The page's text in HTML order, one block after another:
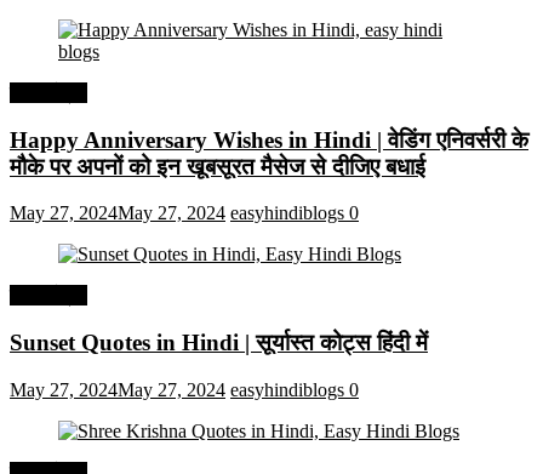
Happy Anniversary Wishes in Hindi | वेडिंग एनिवर्सरी के
मौके पर अपनों को इन खूबसूरत मैसेज से दीजिए बधाई
May 27, 2024May 27, 2024 easyhindiblogs 0
Sunset Quotes in Hindi | सूर्यास्त कोट्स हिंदी में
May 27, 2024May 27, 2024 easyhindiblogs 0